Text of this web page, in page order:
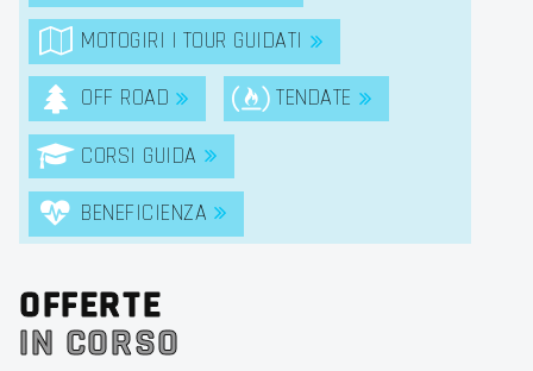
MOTOGIRI | TOUR GUIDATI
OFF ROAD TENDATE
CORSI GUIDA
BENEFICIENZA
OFFERTE
IN CORSO